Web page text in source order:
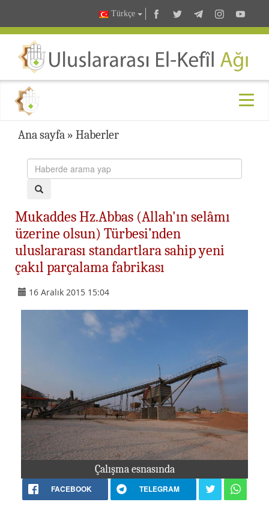
Türkçe
Ana sayfa » Haberler
Mukaddes Hz.Abbas (Allah'ın selâmı
üzerine olsun) Türbesi’nden
uluslararası standartlara sahip yeni
çakıl parçalama fabrikası
16 Aralık 2015 15:04
Çalışma esnasında
FACEBOOK TELEGRAM